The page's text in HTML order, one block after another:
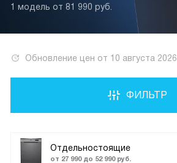
1 модель от 81 990 руб.
Обновление цен от 10 августа 2026
Отдельностоящие
от 27 990 до 52 990 руб.
ФИЛЬТР